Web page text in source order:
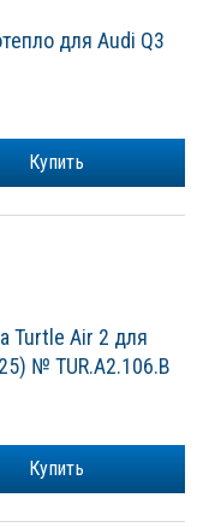
для Audi Q3
Купить
Turtle Air 2 для
№ TUR.A2.106.B
Купить